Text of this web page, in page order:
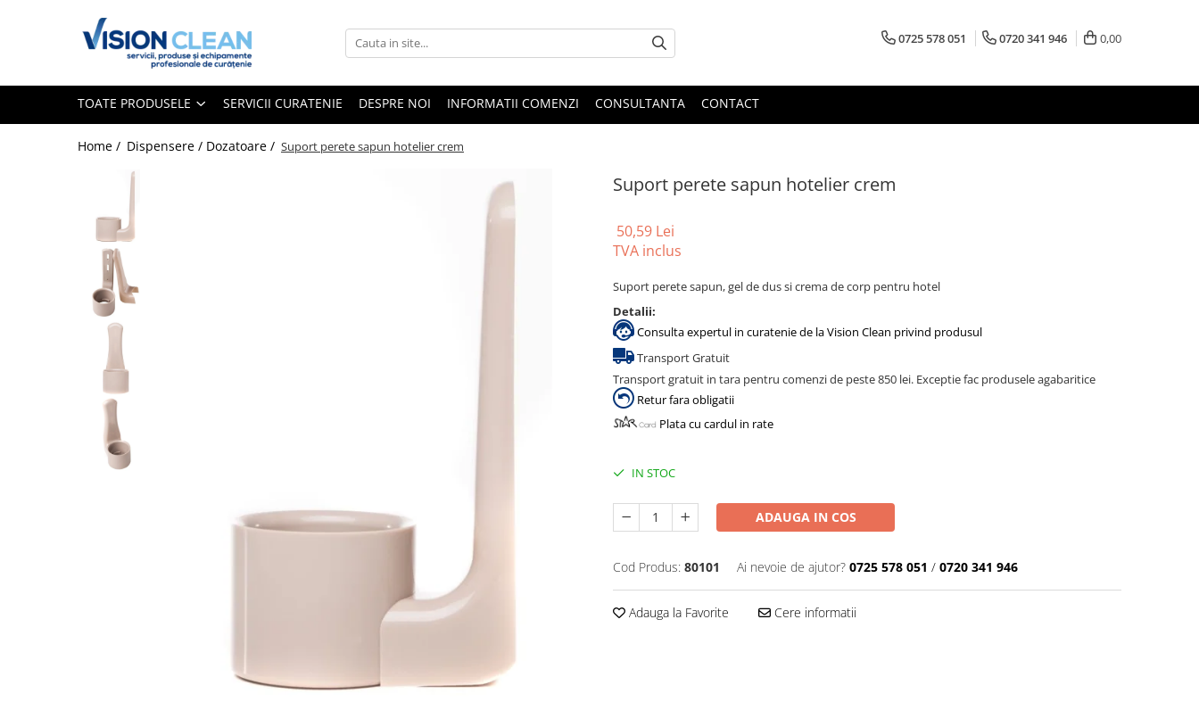
Aspiratoare si masini curatenie
Aspiratoare profesionale de lichide
Echipament de curatat cu presiune
Masini de curatat si aspirat
Monodiscuri profesionale
Detergenti profesionali
Accesorii detergenti, pompe,
Detergenti bucatarie
0725 578 051 0720 341 946 0,00
TOATE PRODUSELE SERVICII CURATENIE DESPRE NOI INFORMATII COMENZI CONSULTANTA CONTACT
Home / Dispensere / Dozatoare / Suport perete sapun hotelier crem
Suport perete sapun hotelier crem
50,59 Lei
TVA inclus
Suport perete sapun, gel de dus si crema de corp pentru hotel
Detalii:
Consulta expertul in curatenie de la Vision Clean privind produsul
Transport Gratuit
Transport gratuit in tara pentru comenzi de peste 850 lei. Exceptie fac produsele agabaritice
Retur fara obligatii
Plata cu cardul in rate
IN STOC
ADAUGA IN COS
Cod Produs: 80101 Ai nevoie de ajutor? 0725 578 051 / 0720 341 946
Adauga la Favorite Cere informatii